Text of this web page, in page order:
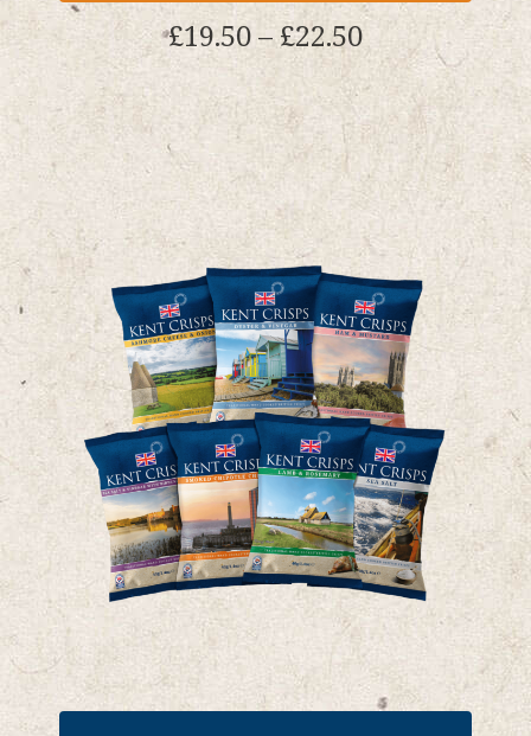
£19.50– £22.50मूल्य
सीमा:
£19.50
के
माध्यम
से
£22.50
इस
उत्पाद
कई
प्रकार
उत्पाद
पृष्ठ
विकल्प
चुने
जा
सकते